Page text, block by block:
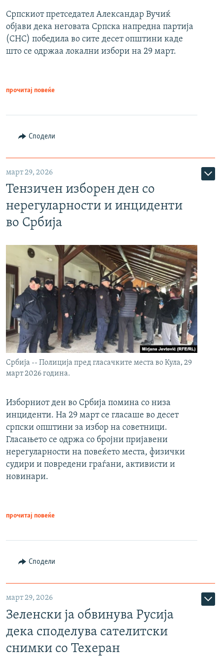
Српскиот претседател Александар Вучиќ
објави дека неговата Српска напредна партија
(СНС) победила во сите десет општини каде
што се одржаа локални избори на 29 март.
прочитај повеќе
Сподели
март 29, 2026
Тензичен изборен ден со
нерегуларности и инциденти
во Србија
Србија -- Полиција пред гласачките места во Кула, 29
март 2026 година.
Изборниот ден во Србија помина со низа
инциденти. На 29 март се гласаше во десет
српски општини за избор на советници.
Гласањето се одржа со бројни пријавени
нерегуларности на повеќето места, физички
судири и повредени граѓани, активисти и
новинари.
прочитај повеќе
Сподели
март 29, 2026
Зеленски ја обвинува Русија
дека споделува сателитски
снимки со Техеран